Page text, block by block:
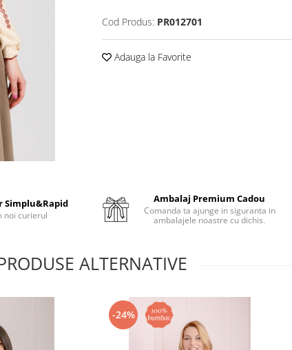
Cod Produs: PR012701
Adauga la Favorite
Simplu&Rapid
noi curierul
Ambalaj Premium Cadou
Comanda ta ajunge in siguranta in
ambalajele noastre cu dichis.
ALTERNATIVE
-24%